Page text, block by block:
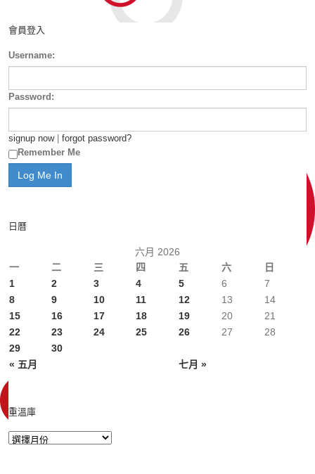
會員登入
Username:
Password:
signup now| forgot password?
Remember Me
日曆
六月 2026
一
二 三 四 五 六 日
« 五月 七月 »
1 2 3 4 5 6
7
8
9 10 11 12 13
14
15
16 17 18 19 20
21
22
23 24 25 26 27
28
29
30
重溫庫